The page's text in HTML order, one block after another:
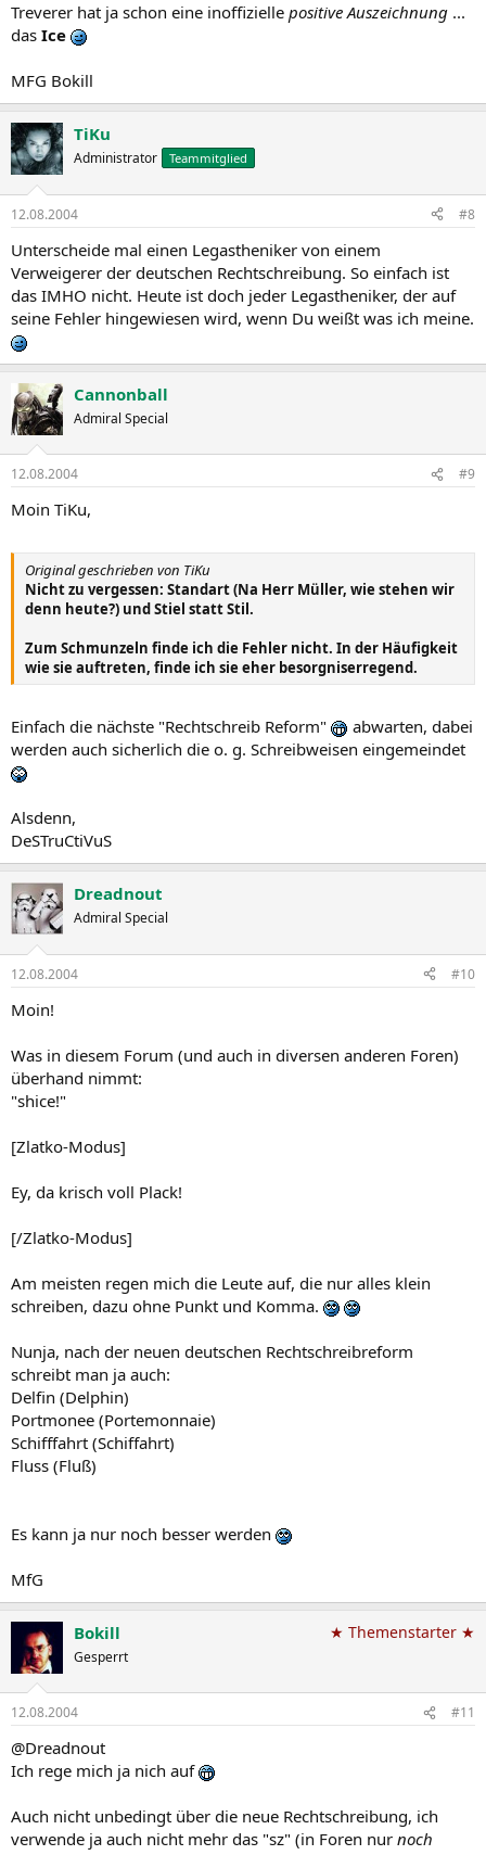
Treverer hat ja schon eine inoffizielle positive Auszeichnung ...
das Ice
MFG Bokill
TiKu
Administrator Teammitglied
12.08.2004 #8
Unterscheide mal einen Legastheniker von einem
Verweigerer der deutschen Rechtschreibung. So einfach ist
das IMHO nicht. Heute ist doch jeder Legastheniker, der auf
seine Fehler hingewiesen wird, wenn Du weißt was ich meine.
Cannonball
Admiral Special
12.08.2004 #9
Moin TiKu,
Original geschrieben von TiKu
Nicht zu vergessen: Standart (Na Herr Müller, wie stehen wir
denn heute?) und Stiel statt Stil.
Zum Schmunzeln finde ich die Fehler nicht. In der Häufigkeit
wie sie auftreten, finde ich sie eher besorgniserregend.
Einfach die nächste "Rechtschreib Reform"
abwarten, dabei
werden auch sicherlich die o. g. Schreibweisen eingemeindet
Alsdenn,
DeSTruCtiVuS
Dreadnout
Admiral Special
12.08.2004 #10
Moin!
Was in diesem Forum (und auch in diversen anderen Foren)
überhand nimmt:
"shice!"
[Zlatko-Modus]
Ey, da krisch voll Plack!
[/Zlatko-Modus]
Am meisten regen mich die Leute auf, die nur alles klein
schreiben, dazu ohne Punkt und Komma.
Nunja, nach der neuen deutschen Rechtschreibreform
schreibt man ja auch:
Delfin (Delphin)
Portmonee (Portemonnaie)
Schifffahrt (Schiffahrt)
Fluss (Fluß)
Es kann ja nur noch besser werden
MfG
Bokill
Gesperrt
★ Themenstarter ★
12.08.2004 #11
@Dreadnout
Ich rege mich ja nich auf
Auch nicht unbedingt über die neue Rechtschreibung, ich
verwende ja auch nicht mehr das "sz" (in Foren nur noch